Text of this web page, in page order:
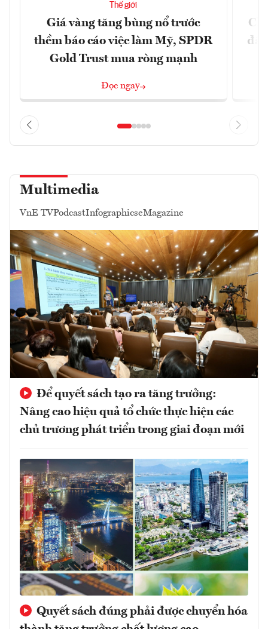
Thế giới
Giá vàng tăng bùng nổ trước
thềm báo cáo việc làm Mỹ, SPDR
Gold Trust mua ròng mạnh
Đọc ngay
đã
Multimedia
VnE TVPodcastInfographicseMagazine
Để quyết sách tạo ra tăng trưởng:
Nâng cao hiệu quả tổ chức thực hiện các
chủ trương phát triển trong giai đoạn mới
Quyết sách đúng phải được chuyển hóa